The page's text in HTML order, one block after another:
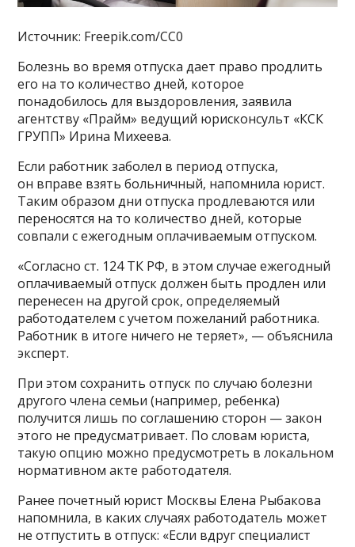
Источник: Freepik.com/CC0
Болезнь во время отпуска дает право продлить
его на то количество дней, которое
понадобилось для выздоровления, заявила
агентству «Прайм» ведущий юрисконсульт «КСК
ГРУПП» Ирина Михеева.
Если работник заболел в период отпуска,
он вправе взять больничный, напомнила юрист.
Таким образом дни отпуска продлеваются или
переносятся на то количество дней, которые
совпали с ежегодным оплачиваемым отпуском.
«Согласно ст. 124 ТК РФ, в этом случае ежегодный
оплачиваемый отпуск должен быть продлен или
перенесен на другой срок, определяемый
работодателем с учетом пожеланий работника.
Работник в итоге ничего не теряет», — объяснила
эксперт.
При этом сохранить отпуск по случаю болезни
другого члена семьи (например, ребенка)
получится лишь по соглашению сторон — закон
этого не предусматривает. По словам юриста,
такую опцию можно предусмотреть в локальном
нормативном акте работодателя.
Ранее почетный юрист Москвы Елена Рыбакова
напомнила, в каких случаях работодатель может
не отпустить в отпуск: «Если вдруг специалист